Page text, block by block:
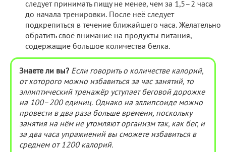
следует принимать пищу не менее, чем за 1,5–2 часа
до начала тренировки. После неё следует
подкрепиться в течение ближайшего часа. Желательно
обратить своё внимание на продукты питания,
содержащие большое количества белка.
Знаете ли вы? Если говорить о количестве калорий,
от которого можно избавиться за час занятий, то
эллиптический тренажёр уступает беговой дорожке
на 100–200 единиц. Однако на эллипсоиде можно
провести в два раза больше времени, поскольку
занятия на нём не утомляют организм так, как бег, и
за два часа упражнений вы сможете избавиться в
среднем от 1200 калорий.